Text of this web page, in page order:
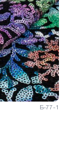
Б-77-1